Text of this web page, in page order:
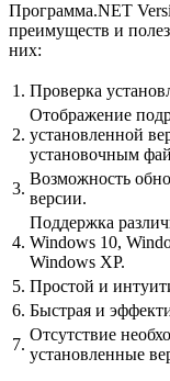
Программа.NET
преимуществ и
них:
1. Проверка
2.
Отображение
установленной
установочным
3.
Возможность
версии.
4.
Поддержка
Windows 10,
Windows XP.
5. Простой и
6. Быстрая и
7.
Отсутствие
установленные